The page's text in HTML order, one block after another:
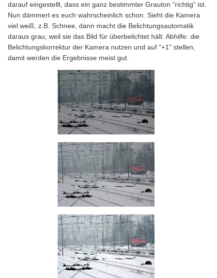
darauf eingestellt, dass ein ganz bestimmter Grauton "richtig" ist.
Nun dämmert es euch wahrscheinlich schon. Sieht die Kamera
viel weiß, z.B. Schnee, dann macht die Belichtungsautomatik
daraus grau, weil sie das Bild für überbelichtet hält. Abhilfe: die
Belichtungskorrektur der Kamera nutzen und auf "+1" stellen,
damit werden die Ergebnisse meist gut.